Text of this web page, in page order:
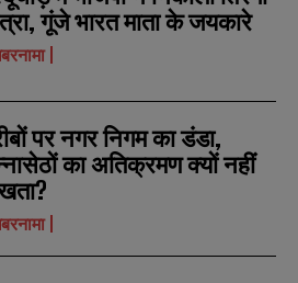
गूंजे भारत माता के जयकारे
पर नगर निगम का डंडा,
का अतिक्रमण क्यों नहीं